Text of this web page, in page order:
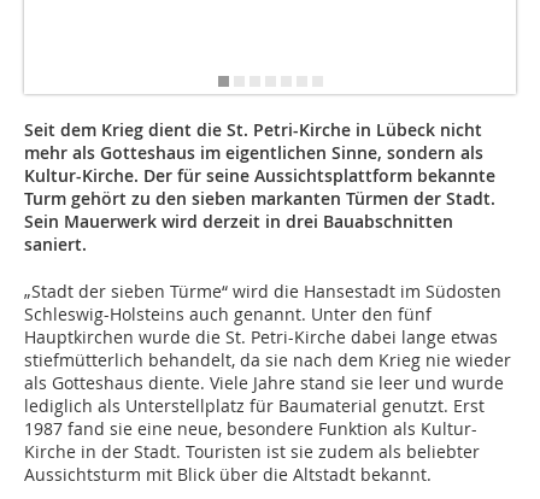
Seit dem Krieg dient die St. Petri-Kirche in Lübeck nicht
mehr als Gotteshaus im eigentlichen Sinne, sondern als
Kultur-Kirche. Der für seine Aussichtsplattform bekannte
Turm gehört zu den sieben markanten Türmen der Stadt.
Sein Mauerwerk wird derzeit in drei Bauabschnitten
saniert.
„Stadt der sieben Türme“ wird die Hansestadt im Südosten
Schleswig-Holsteins auch genannt. Unter den fünf
Hauptkirchen wurde die St. Petri-Kirche dabei lange etwas
stiefmütterlich behandelt, da sie nach dem Krieg nie wieder
als Gotteshaus diente. Viele Jahre stand sie leer und wurde
lediglich als Unterstellplatz für Baumaterial genutzt. Erst
1987 fand sie eine neue, besondere Funktion als Kultur-
Kirche in der Stadt. Touristen ist sie zudem als beliebter
Aussichtsturm mit Blick über die Altstadt bekannt.